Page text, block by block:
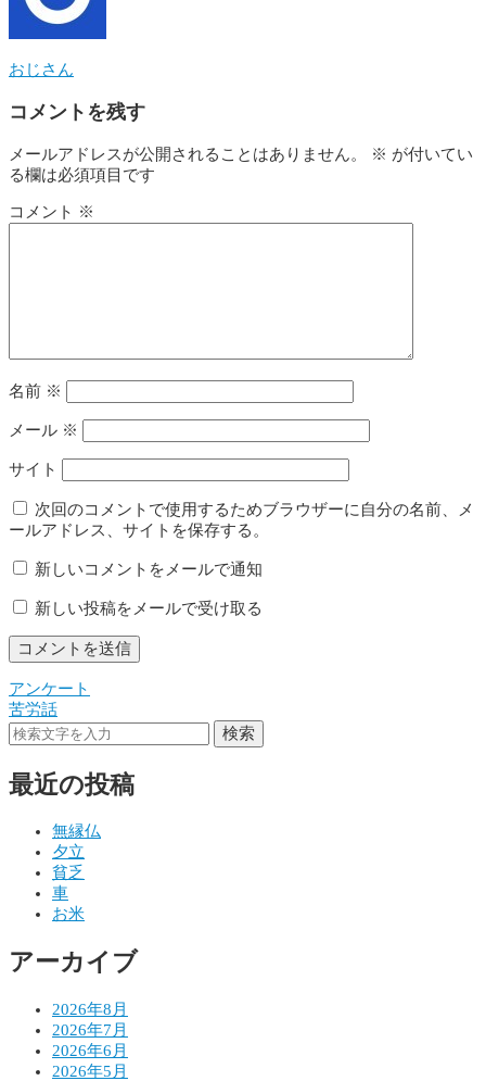
おじさん
コメントを残す
メールアドレスが公開されることはありません。 ※ が付いてい
る欄は必須項目です
コメント ※
名前 ※
メール ※
サイト
次回のコメントで使用するためブラウザーに自分の名前、メ
ールアドレス、サイトを保存する。
新しいコメントをメールで通知
新しい投稿をメールで受け取る
投
稿
ビ
ン
アンケート
苦労話
検索
最近の投稿
無縁仏
夕立
貧乏
車
お米
アーカイブ
2026年8月
2026年7月
2026年6月
2026年5月